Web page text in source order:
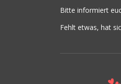
Bitte informiert
Fehlt etwas, hat